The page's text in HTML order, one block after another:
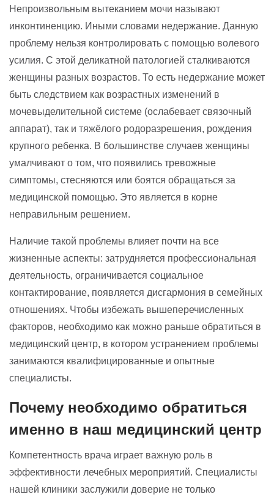
Непроизвольным вытеканием мочи называют
инконтиненцию. Иными словами недержание. Данную
проблему нельзя контролировать с помощью волевого
усилия. С этой деликатной патологией сталкиваются
женщины разных возрастов. То есть недержание может
быть следствием как возрастных изменений в
мочевыделительной системе (ослабевает связочный
аппарат), так и тяжёлого родоразрешения, рождения
крупного ребенка. В большинстве случаев женщины
умалчивают о том, что появились тревожные
симптомы, стесняются или боятся обращаться за
медицинской помощью. Это является в корне
неправильным решением.
Наличие такой проблемы влияет почти на все
жизненные аспекты: затрудняется профессиональная
деятельность, ограничивается социальное
контактирование, появляется дисгармония в семейных
отношениях. Чтобы избежать вышеперечисленных
факторов, необходимо как можно раньше обратиться в
медицинский центр, в котором устранением проблемы
занимаются квалифицированные и опытные
специалисты.
Почему необходимо обратиться
именно в наш медицинский центр
Компетентность врача играет важную роль в
эффективности лечебных мероприятий. Специалисты
нашей клиники заслужили доверие не только